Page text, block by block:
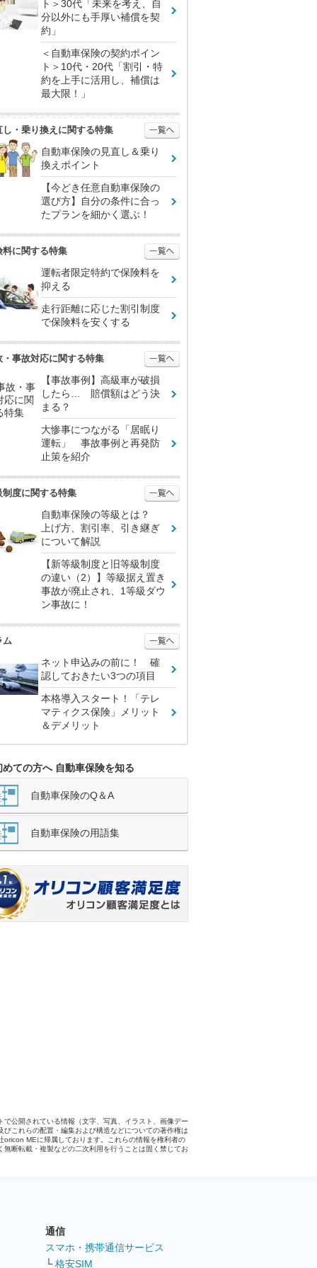
ト＞30代「未来を考え、自
分以外にも手厚い補償を契
約」
＜自動車保険の契約ポイン
ト＞10代・20代「割引・特
約を上手に活用し、補償は
最大限！」
し・乗り換えに関する特集
自動車保険の見直し＆乗り
換えポイント
【今どき任意自動車保険の
選び方】自分の条件に合っ
たプランを細かく選ぶ！
料に関する特集
運転者限定特約で保険料を
抑える
走行距離に応じた割引制度
で保険料を安くする
・事故対応に関する特集
【事故事例】高級車が破損
したら… 賠償額はどう決
まる？
大惨事につながる「居眠り
運転」 事故事例と再発防
止策を紹介
制度に関する特集
自動車保険の等級とは？
上げ方、割引率、引き継ぎ
について解説
【新等級制度と旧等級制度
の違い（2）】等級据え置き
事故が廃止され、1等級ダウ
ン事故に！
ム
ネット申込みの前に！ 確
認しておきたい3つの項目
本格導入スタート！「テレ
マティクス保険」メリット
＆デメリット
めての方へ 自動車保険を知る
自動車保険のQ＆A
自動車保険の用語集
で公開されている情報（文字、写真、イラスト、画像デー
びこれらの配置・編集および構造などについての著作権は
oricon MEに帰属しております。これらの情報を権利者の
無断転載・複製などの二次利用を行うことは固く禁じてお
通信
スマホ・携帯通信サービス
└ 格安SIM